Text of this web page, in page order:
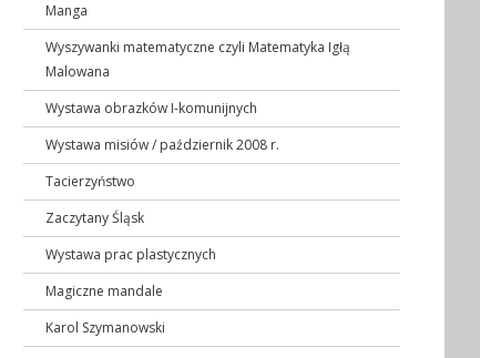
Manga
Wyszywanki matematyczne czyli Matematyka Igłą
Malowana
Wystawa obrazków I-komunijnych
Wystawa misiów / październik 2008 r.
Tacierzyństwo
Zaczytany Śląsk
Wystawa prac plastycznych
Magiczne mandale
Karol Szymanowski